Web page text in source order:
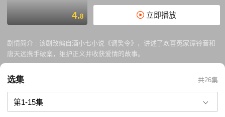
4.8 立即播放
剧情简介 : 该剧改编自酒小七小说《调笑令》，讲述了欢喜冤家谭铃音和
唐天远携手破案，维护正义并收获爱情的故事。
选集 共26集